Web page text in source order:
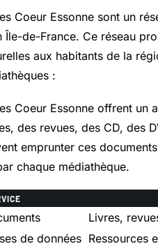
Coeur Essonne sont un
Île-de-France. Ce réseau
aux habitants de la
:
Coeur Essonne offrent
des revues, des CD, des
emprunter ces
chaque médiathèque.
Livres,
de données Ressources